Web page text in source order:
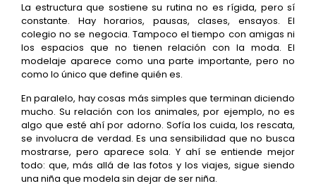
La estructura que sostiene su rutina no es rígida, pero sí
constante. Hay horarios, pausas, clases, ensayos. El
colegio no se negocia. Tampoco el tiempo con amigas ni
los espacios que no tienen relación con la moda. El
modelaje aparece como una parte importante, pero no
como lo único que define quién es.
En paralelo, hay cosas más simples que terminan diciendo
mucho. Su relación con los animales, por ejemplo, no es
algo que esté ahí por adorno. Sofía los cuida, los rescata,
se involucra de verdad. Es una sensibilidad que no busca
mostrarse, pero aparece sola. Y ahí se entiende mejor
todo: que, más allá de las fotos y los viajes, sigue siendo
una niña que modela sin dejar de ser niña.